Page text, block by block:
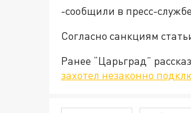
-сообщили в пресс-
Согласно санкциям
Ранее “Царьград”
захотел незаконно